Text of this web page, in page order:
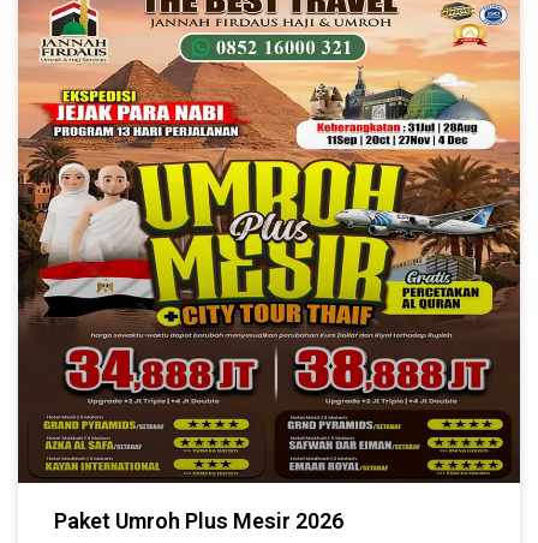
Paket Umroh Plus Mesir 2026